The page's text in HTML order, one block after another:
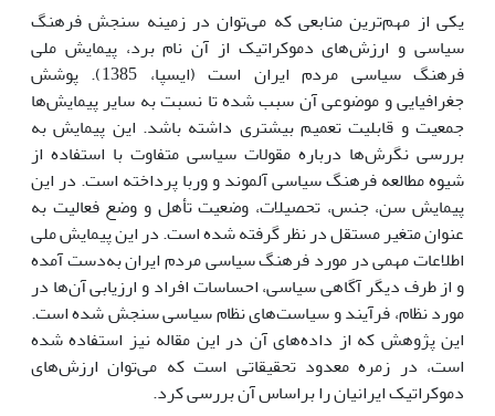
یکى از مهم‌ترین منابعى که مى‌توان در زمینه سنجش فرهنگ
سیاسى و ارزش‌هاى دموکراتیک از آن نام برد، پیمایش ملى
فرهنگ سیاسى مردم ایران است (ایسپا، 1385). پوشش
جغرافیایى و موضوعى آن سبب شده تا نسبت به سایر پیمایش‌ها
جمعیت و قابلیت تعمیم بیشترى داشته باشد. این پیمایش به
بررسى نگرش‌ها درباره مقولات سیاسى متفاوت با استفاده از
شیوه مطالعه فرهنگ سیاسى آلموند و وربا پرداخته است. در این
پیمایش سن، جنس، تحصیلات، وضعیت تأهل و وضع فعالیت به
عنوان متغیر مستقل در نظر گرفته شده است. در این پیمایش ملى
اطلاعات مهمى در مورد فرهنگ سیاسى مردم ایران به‌دست آمده
و از طرف دیگر آگاهى سیاسى، احساسات افراد و ارزیابى آن‌ها در
مورد نظام، فرآیند و سیاست‌هاى نظام سیاسى سنجش شده است.
این پژوهش که از داده‌هاى آن در این مقاله نیز استفاده شده
است، در زمره معدود تحقیقاتى است که مى‌توان ارزش‌هاى
دموکراتیک ایرانیان را براساس آن بررسى کرد.